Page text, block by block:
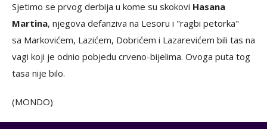
Sjetimo se prvog derbija u kome su skokovi Hasana
Martina, njegova defanziva na Lesoru i "ragbi petorka"
sa Markovićem, Lazićem, Dobrićem i Lazarevićem bili tas na
vagi koji je odnio pobjedu crveno-bijelima. Ovoga puta tog
tasa nije bilo.
(MONDO)